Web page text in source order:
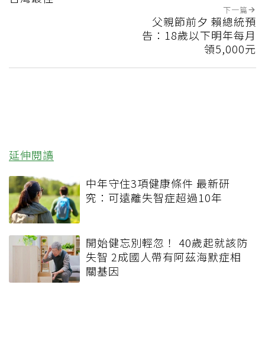
下一篇
父親節前夕 賴總統預
告：18歲以下明年每月
領5,000元
延伸閱讀
中年守住3項健康條件 最新研
究：可遠離失智症超過10年
開始健忘別輕忽！ 40歲起就該防
失智 2成國人帶有阿茲海默症相
關基因